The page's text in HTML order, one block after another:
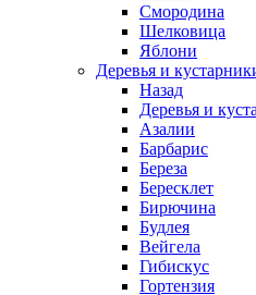
Смородина
Шелковица
Яблони
Деревья и
Назад
Деревья и
Азалии
Барбарис
Береза
Бересклет
Бирючина
Будлея
Вейгела
Гибискус
Гортензия